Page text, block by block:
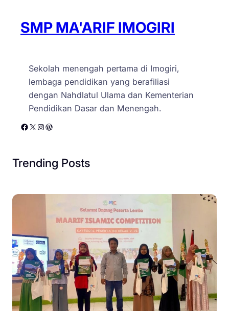
SMP MA'ARIF IMOGIRI
Sekolah menengah pertama di Imogiri,
lembaga pendidikan yang berafiliasi
dengan Nahdlatul Ulama dan Kementerian
Pendidikan Dasar dan Menengah.
Facebook X Instagram WordPress
Trending Posts